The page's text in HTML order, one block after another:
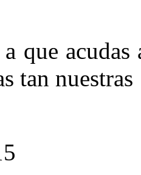
que
tan nuestras